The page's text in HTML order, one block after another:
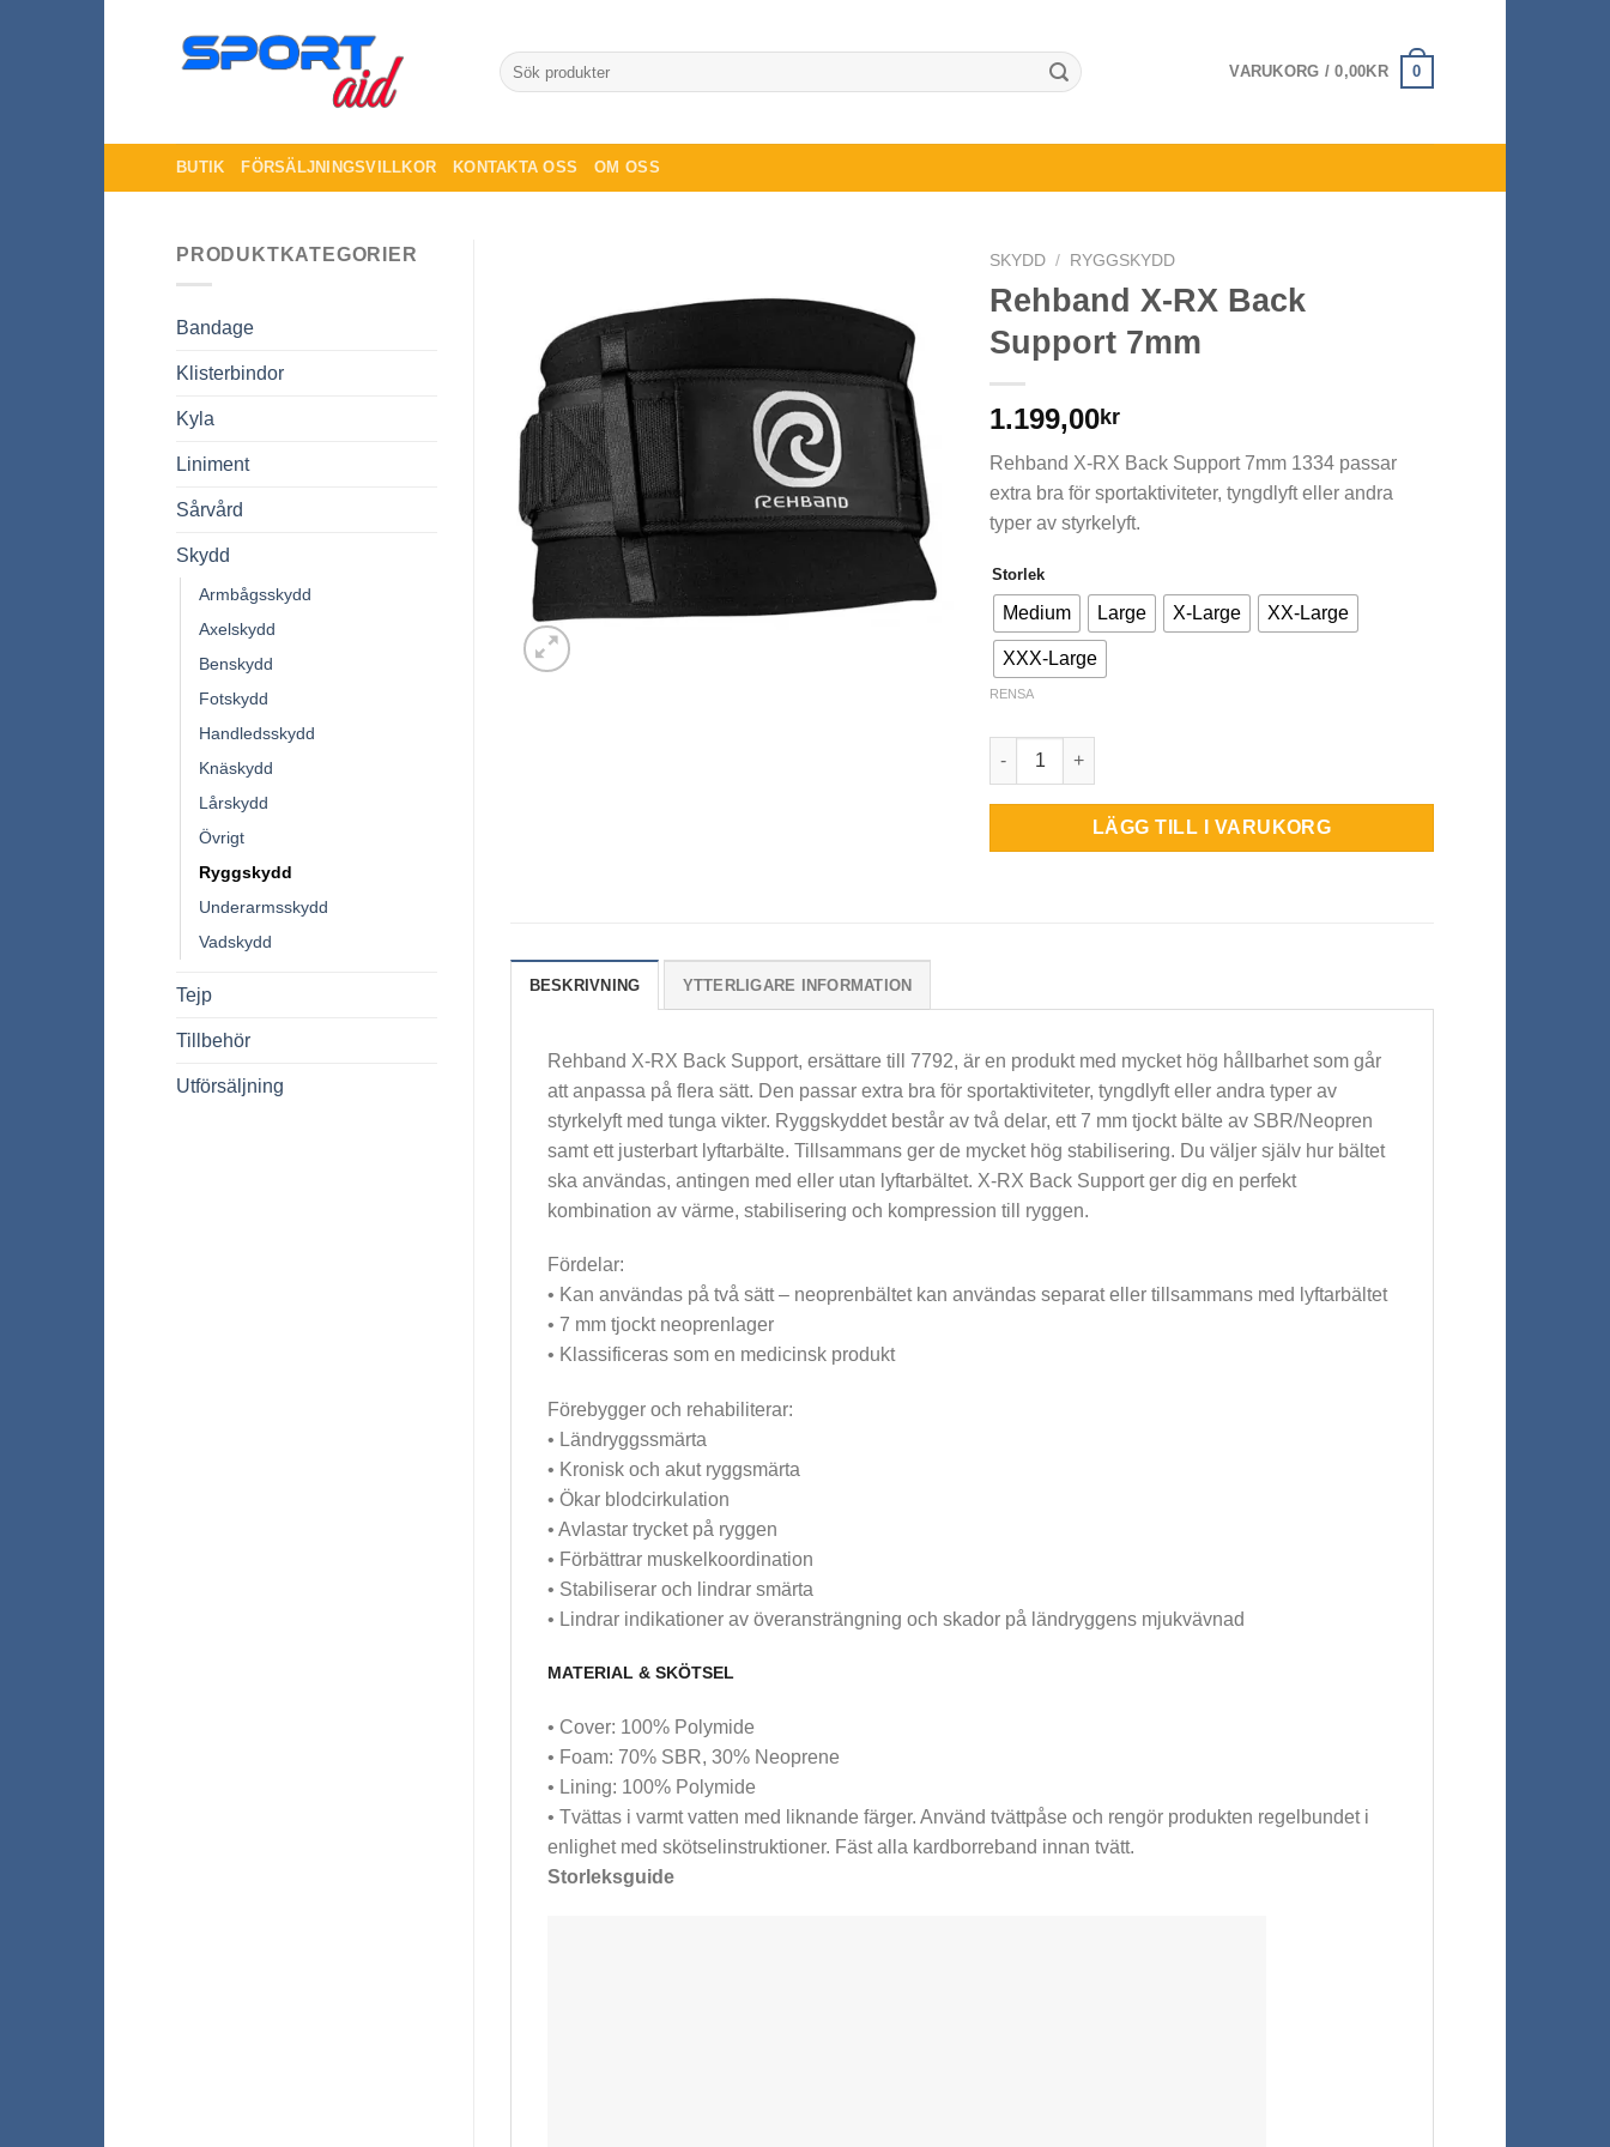
Sök
efter:
VARUKORG /0,00KR 0
BUTIK FÖRSÄLJNINGSVILLKOR KONTAKTA OSS OM OSS
PRODUKTKATEGORIER
Bandage
Klisterbindor
Kyla
Liniment
Sårvård
Skydd
Armbågsskydd
Axelskydd
Benskydd
Fotskydd
Handledsskydd
Knäskydd
Lårskydd
Övrigt
Ryggskydd
Underarmsskydd
Vadskydd
Tejp
Tillbehör
Utförsäljning
SKYDD / RYGGSKYDD
Rehband X-RX Back
Support 7mm
1.199,00kr
Rehband X-RX Back Support 7mm 1334 passar
extra bra för sportaktiviteter, tyngdlyft eller andra
typer av styrkelyft.
Storlek
Medium Large X-Large XX-Large
XXX-Large
RENSA
Rehband X-RX Back Support 7mm mängd
LÄGG TILL I VARUKORG
BESKRIVNING YTTERLIGARE INFORMATION
Rehband X-RX Back Support, ersättare till 7792, är en produkt med mycket hög hållbarhet som går
att anpassa på flera sätt. Den passar extra bra för sportaktiviteter, tyngdlyft eller andra typer av
styrkelyft med tunga vikter. Ryggskyddet består av två delar, ett 7 mm tjockt bälte av SBR/Neopren
samt ett justerbart lyftarbälte. Tillsammans ger de mycket hög stabilisering. Du väljer själv hur bältet
ska användas, antingen med eller utan lyftarbältet. X-RX Back Support ger dig en perfekt
kombination av värme, stabilisering och kompression till ryggen.
Fördelar:
• Kan användas på två sätt – neoprenbältet kan användas separat eller tillsammans med lyftarbältet
• 7 mm tjockt neoprenlager
• Klassificeras som en medicinsk produkt
Förebygger och rehabiliterar:
• Ländryggssmärta
• Kronisk och akut ryggsmärta
• Ökar blodcirkulation
• Avlastar trycket på ryggen
• Förbättrar muskelkoordination
• Stabiliserar och lindrar smärta
• Lindrar indikationer av överansträngning och skador på ländryggens mjukvävnad
MATERIAL & SKÖTSEL
• Cover: 100% Polymide
• Foam: 70% SBR, 30% Neoprene
• Lining: 100% Polymide
• Tvättas i varmt vatten med liknande färger. Använd tvättpåse och rengör produkten regelbundet i
enlighet med skötselinstruktioner. Fäst alla kardborreband innan tvätt.
Storleksguide